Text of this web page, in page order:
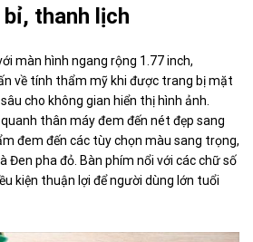
bỉ, thanh lịch
màn hình ngang rộng 1.77 inch,
về tính thẩm mỹ khi được trang bị mặt
cho không gian hiển thị hình ảnh.
thân máy đem đến nét đẹp sang
đem đến các tùy chọn màu sang trọng,
Đen pha đỏ. Bàn phím nổi với các chữ số
kiện thuận lợi để người dùng lớn tuổi